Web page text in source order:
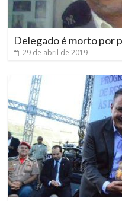
Delegado é morto por
29 de abril de 2019